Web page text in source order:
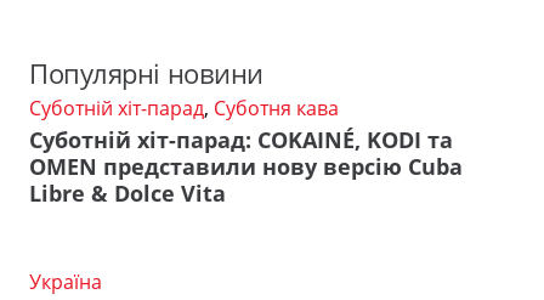
Популярні новини
Суботній хіт-парад, Суботня кава
Суботній хіт-парад: COKAINÉ, KODI та
OMEN представили нову версію Cuba
Libre & Dolce Vita
Україна